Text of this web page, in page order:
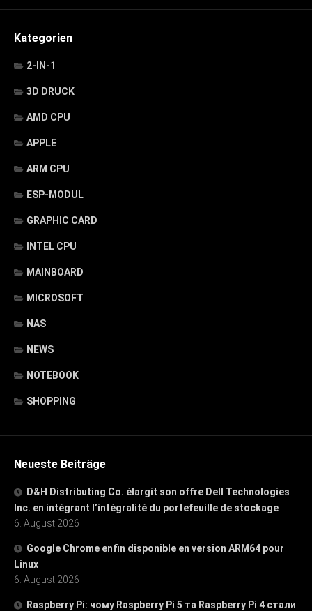
Kategorien
2-IN-1
3D DRUCK
AMD CPU
APPLE
ARM CPU
ESP-MODUL
GRAPHIC CARD
INTEL CPU
MAINBOARD
MICROSOFT
NAS
NEWS
NOTEBOOK
SHOPPING
Neueste Beiträge
D&H Distributing Co. élargit son offre Dell Technologies
Inc. en intégrant l’intégralité du portefeuille de stockage
6. August 2026
Google Chrome enfin disponible en version ARM64 pour
Linux
6. August 2026
Raspberry Pi: чому Raspberry Pi 5 та Raspberry Pi 4 стали